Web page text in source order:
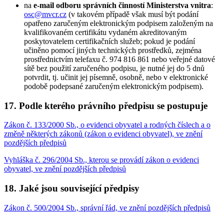
na e-mail odboru správních činností Ministerstva vnitra:
osc@mvcr.cz (v takovém případě však musí být podání
opatřeno zaručeným elektronickým podpisem založeným na
kvalifikovaném certifikátu vydaném akreditovaným
poskytovatelem certifikačních služeb; pokud je podání
učiněno pomocí jiných technických prostředků, zejména
prostřednictvím telefaxu č. 974 816 861 nebo veřejné datové
sítě bez použití zaručeného podpisu, je nutné jej do 5 dnů
potvrdit, tj. učinit jej písemně, osobně, nebo v elektronické
podobě podepsané zaručeným elektronickým podpisem).
17. Podle kterého právního předpisu se postupuje
Zákon č. 133/2000 Sb., o evidenci obyvatel a rodných číslech a o
změně některých zákonů (zákon o evidenci obyvatel), ve znění
pozdějších předpisů
Vyhláška č. 296/2004 Sb., kterou se provádí zákon o evidenci
obyvatel, ve znění pozdějších předpisů
18. Jaké jsou související předpisy
Zákon č. 500/2004 Sb., správní řád, ve znění pozdějších předpisů